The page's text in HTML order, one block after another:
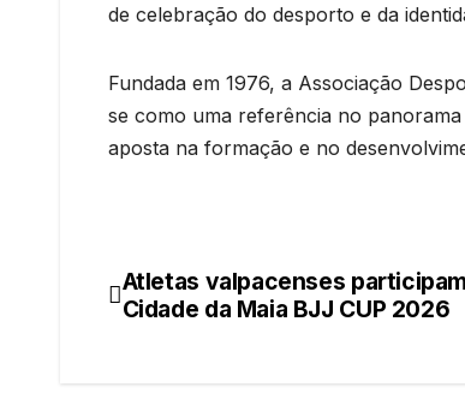
de celebração do desporto e da
Fundada em 1976, a Associação
se como uma referência no
aposta na formação e no
Navegação
Atletas valpacenses
Cidade da Maia BJJ CUP 2026